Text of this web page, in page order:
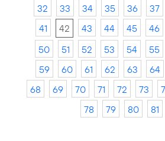
32
33 34 35 36 37
41
42 43 44 45 46
50
51 52 53 54 55
59
60 61 62 63 64
68
69 70 71 72 73
78
79 80 81